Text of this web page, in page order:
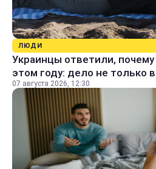
ЛЮДИ
Украинцы ответили, почему
этом году: дело не только
07 августа 2026, 12:30